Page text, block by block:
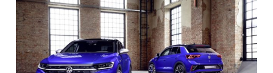
spouští
novou
zvýhodněnou
nabídku
na
svá
SUV